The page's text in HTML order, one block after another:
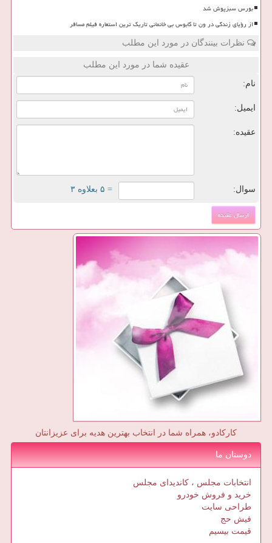
بورس سبزپوش شد
از رؤیای زندگی در ون تا کابوس بی خانمانی تاریک ترین استعاره فیلم مسافر
نظرات بینندگان در مورد این مطلب
عقیده شما در مورد این مطلب
نام:
ایمیل:
عقیده:
سوال: = ۵ بعلاوه ۳
کارکادو، همراه شما در انتخاب بهترین هدیه برای عزیزانتان
دوستان ما
انتخابات مجلس ، کاندیدای مجلس
خرید و فروش خودرو
طراحی سایت
فیش حج
قیمت بیسیم